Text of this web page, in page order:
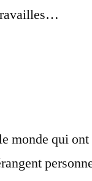
monde qui ont